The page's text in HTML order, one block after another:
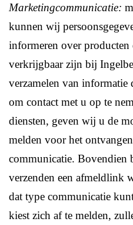
Marketingcommunicatie:
kunnen wij
informeren over producten
verkrijgbaar zijn bij
verzamelen van
om contact met u op te
diensten, geven wij u de
melden voor het
communicatie. Bovendien
verzenden een afmeldlink
dat type communicatie
kiest zich af te melden,